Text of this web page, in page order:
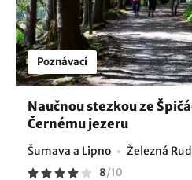
Poznávací
Naučnou stezkou ze
Černému jezeru
Šumava a Lipno Železná
8/10